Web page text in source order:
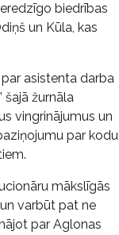
biedrības
un Kūla, kas
asistenta darba
šajā žurnāla
vingrinājumus un
par kodu
mākslīgās
varbūt pat ne
par Aglonas